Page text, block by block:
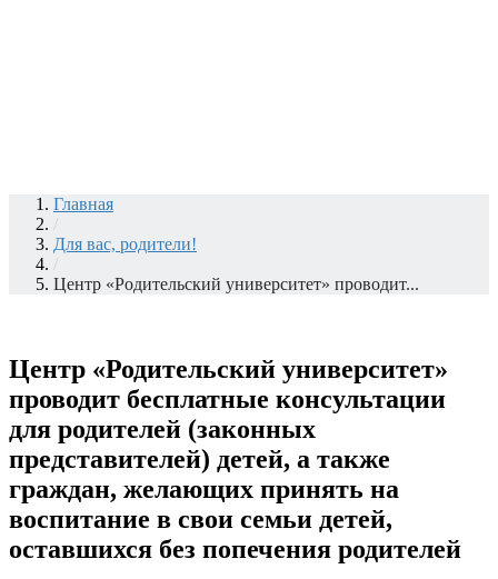
Главная
/
Для вас, родители!
/
Центр «Родительский университет» проводит...
Центр «Родительский университет»
проводит бесплатные консультации
для родителей (законных
представителей) детей, а также
граждан, желающих принять на
воспитание в свои семьи детей,
оставшихся без попечения родителей